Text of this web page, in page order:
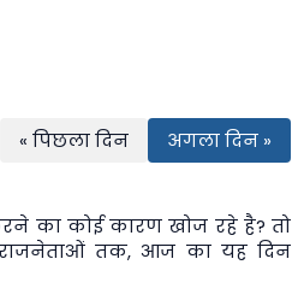
« पिछला दिन अगला दिन »
का कोई कारण खोज रहे है? तो
तक, आज का यह दिन